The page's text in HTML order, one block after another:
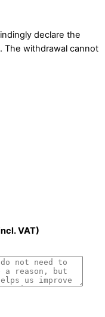
declare the
The withdrawal cannot
VAT)